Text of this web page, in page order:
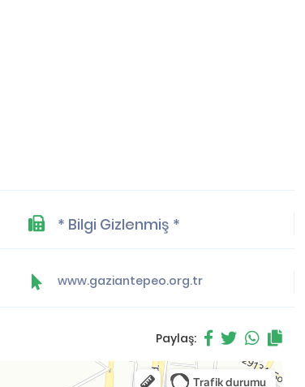
* Bilgi Gizlenmiş *
www.gaziantepeo.org.tr
Paylaş: